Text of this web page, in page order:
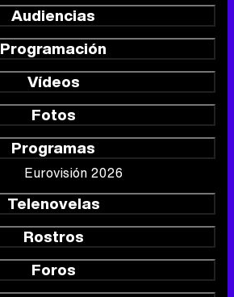
Audiencias
Programación
Vídeos
Fotos
Programas
Eurovisión 2026
Telenovelas
Rostros
Foros